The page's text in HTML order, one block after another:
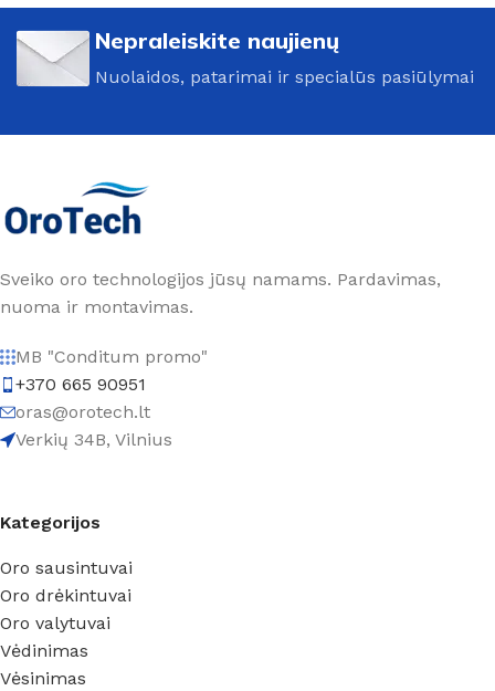
Nepraleiskite naujienų
Nuolaidos, patarimai ir specialūs pasiūlymai
Sveiko oro technologijos jūsų namams. Pardavimas,
nuoma ir montavimas.
MB "Conditum promo"
+370 665 90951
oras@orotech.lt
Verkių 34B, Vilnius
Kategorijos
Oro sausintuvai
Oro drėkintuvai
Oro valytuvai
Vėdinimas
Vėsinimas